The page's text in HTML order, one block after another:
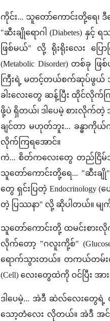
ကိုင်း... သူတော်ကောင်းတို့ရေ၊ ဒီ
"ဆီးချိုရောဂါ (Diabetes)
ဖြစ်မယ်" လို့ ရိုးရိုးလေး ပြေ
(Metabolic Disorder) တစ်ခု
ကြီးရဲ့ မတင့်တယ်စက်ဆုပ်ဖွယ် သဘ
ခါးလေးတွေ ဆန့်ပြီး ထိုင်လိုက်က
ဖို့ပဲ ရှိတယ်၊ ဒါပေမဲ့ စားလိုက်တဲ့
ချင်တာ မဟုတ်ဘူး... ခန္ဓာကို
လိုက်ကြရအောင်။
ကဲ... စိတ်ကလေးတွေ တည်ငြိမ်သွား
သူတော်ကောင်းတို့ရေ... "ဆီးချို
တွေ ရှင်းပြတဲ့
တဲ့ ပြဿနာ" လို့ ဆိုပါတယ်။ မျက်
သူတော်ကောင်းတို့ ထမင်းစား
လိုက်တော့ "ဂလူးကို့စ်"
ရောက်သွားတယ်။ တကယ်တမ်း
(Cell) လေးတွေထဲကို ဝင်ပြီး အာ
ဒါပေမဲ့... အဲဒီ ဆဲလ်လေးတွေရဲ့
သော့တံလေး လိုတယ်။ အဲဒီ အင်